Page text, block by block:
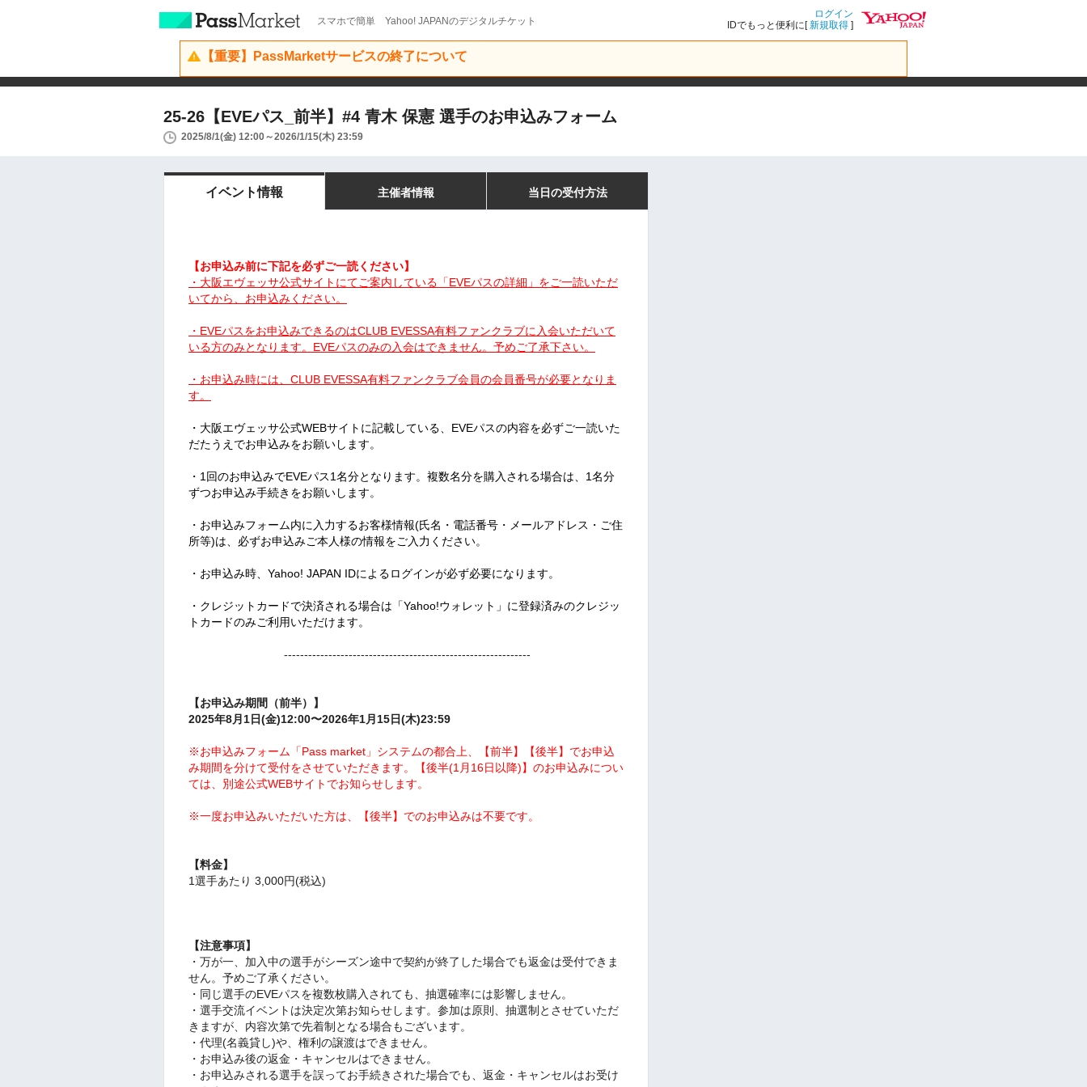
スマホで簡単 Yahoo! JAPANのデジタルチケット
ログイン
IDでもっと便利に[新規取得 ]
【重要】PassMarketサービスの終了について
25-26【EVEパス_前半】#4 青木 保憲 選手のお申込みフォーム
2025/8/1(金) 12:00～2026/1/15(木) 23:59
イベント情報 主催者情報 当日の受付方法
【お申込み前に下記を必ずご一読ください】
・大阪エヴェッサ公式サイトにてご案内している「EVEパスの詳細」をご一読いただ
いてから、お申込みください。
・EVEパスをお申込みできるのはCLUB EVESSA有料ファンクラブに入会いただいて
いる方のみとなります。EVEパスのみの入会はできません。予めご了承下さい。
・お申込み時には、CLUB EVESSA有料ファンクラブ会員の会員番号が必要となりま
す。
・大阪エヴェッサ公式WEBサイトに記載している、EVEパスの内容を必ずご一読いた
だたうえでお申込みをお願いします。
・1回のお申込みでEVEパス1名分となります。複数名分を購入される場合は、1名分
ずつお申込み手続きをお願いします。
・お申込みフォーム内に入力するお客様情報(氏名・電話番号・メールアドレス・ご住
所等)は、必ずお申込みご本人様の情報をご入力ください。
・お申込み時、Yahoo! JAPAN IDによるログインが必ず必要になります。
・クレジットカードで決済される場合は「Yahoo!ウォレット」に登録済みのクレジッ
トカードのみご利用いただけます。
-------------------------------------------------------------
【お申込み期間（前半）】
2025年8月1日(金)12:00〜2026年1月15日(木)23:59
※お申込みフォーム「Pass market」システムの都合上、【前半】【後半】でお申込
み期間を分けて受付をさせていただきます。【後半(1月16日以降)】のお申込みについ
ては、別途公式WEBサイトでお知らせします。
※一度お申込みいただいた方は、【後半】でのお申込みは不要です。
【料金】
1選手あたり 3,000円(税込)
【注意事項】
・万が一、加入中の選手がシーズン途中で契約が終了した場合でも返金は受付できま
せん。予めご了承ください。
・同じ選手のEVEパスを複数枚購入されても、抽選確率には影響しません。
・選手交流イベントは決定次第お知らせします。参加は原則、抽選制とさせていただ
きますが、内容次第で先着制となる場合もございます。
・代理(名義貸し)や、権利の譲渡はできません。
・お申込み後の返金・キャンセルはできません。
・お申込みされる選手を誤ってお手続きされた場合でも、返金・キャンセルはお受け